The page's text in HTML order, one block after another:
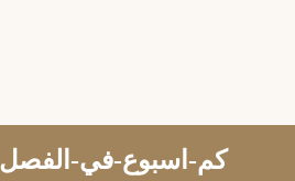
كم-اسبوع-في-